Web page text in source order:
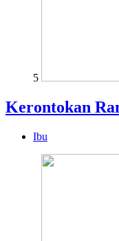
5
Kerontokan
Ibu